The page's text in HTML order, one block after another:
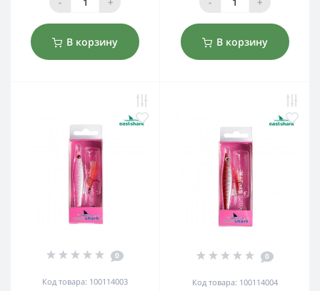
В корзину В корзину
0
Код товара: 100114003
0
Код товара: 100114004